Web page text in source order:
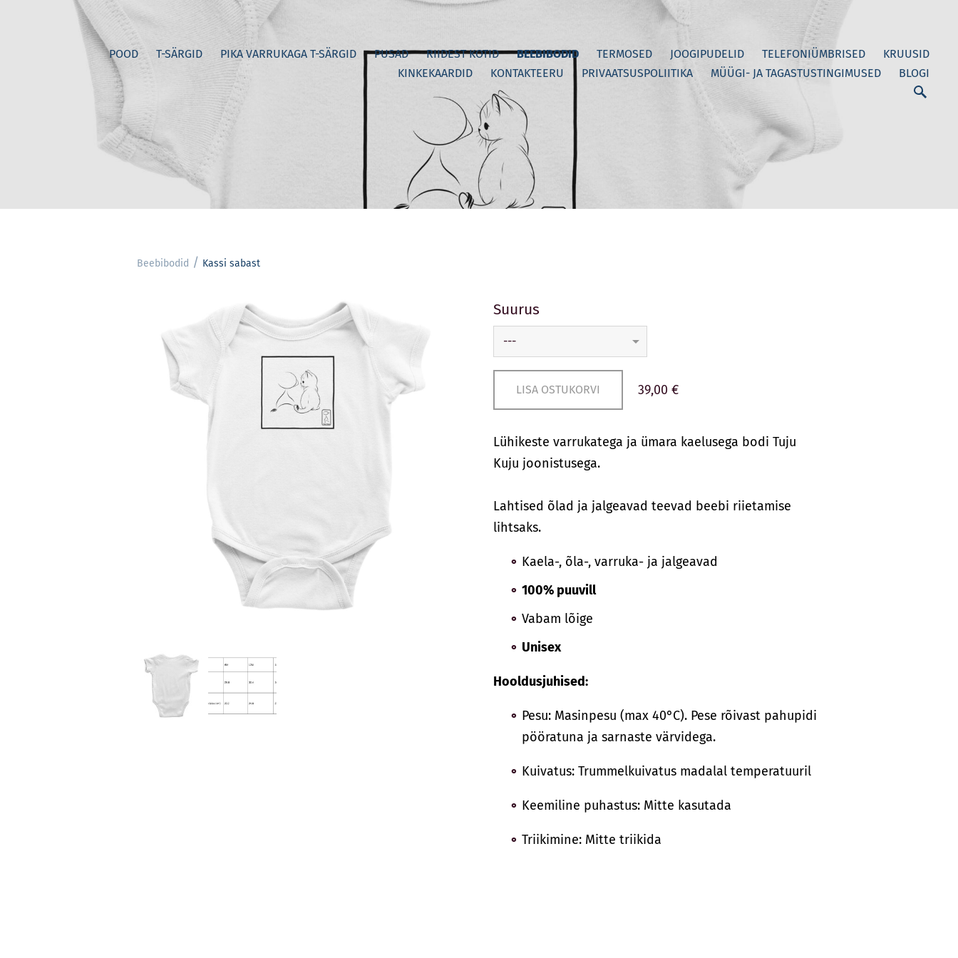
POOD T-SÄRGID PIKA VARRUKAGA T-SÄRGID PUSAD RIIDEST KOTID BEEBIBODID TERMOSED JOOGIPUDELID TELEFONIÜMBRISED
KRUUSID
KINKEKAARDID
KONTAKTEERU PRIVAATSUSPOLIITIKA MÜÜGI- JA TAGASTUSTINGIMUSED BLOGI
Beebibodid / Kassi sabast
Suurus
LISA OSTUKORVI 39,00 €
Lühikeste varrukatega ja ümara kaelusega bodi Tuju
Kuju joonistusega.
Lahtised õlad ja jalgeavad teevad beebi riietamise
lihtsaks.
Kaela-, õla-, varruka- ja jalgeavad
100% puuvill
Vabam lõige
Unisex
Hooldusjuhised:
Pesu: Masinpesu (max 40°C). Pese rõivast pahupidi
pööratuna ja sarnaste värvidega.
Kuivatus: Trummelkuivatus madalal temperatuuril
Keemiline puhastus: Mitte kasutada
Triikimine: Mitte triikida